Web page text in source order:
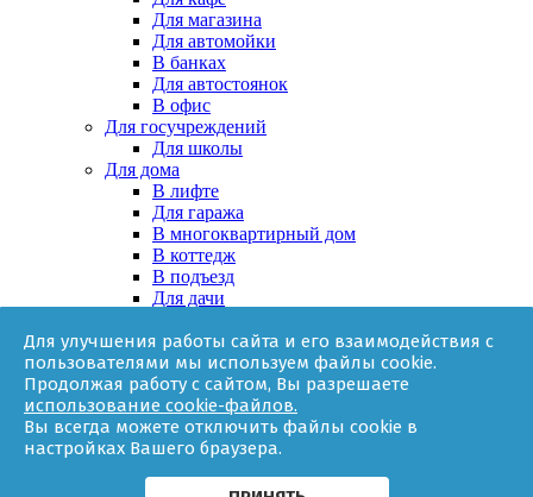
Для улучшения работы сайта и его взаимодействия с
пользователями мы используем файлы cookie.
Продолжая работу с сайтом, Вы разрешаете
использование cookie-файлов.
Вы всегда можете отключить файлы cookie в
настройках Вашего браузера.
Для магазина
Для автомойки
В банках
Для автостоянок
В офис
Для госучреждений
Для школы
Для дома
В лифте
Для гаража
В многоквартирный дом
В коттедж
В подъезд
Для дачи
За няней
В квартире
Для ТСЖ
Оборудование
Онлайн-калькулятор
Гарантии